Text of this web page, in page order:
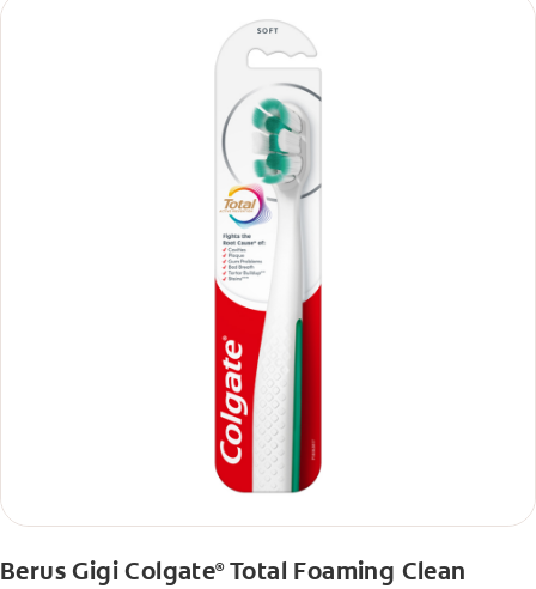
Berus Gigi Colgate®Total Foaming Clean